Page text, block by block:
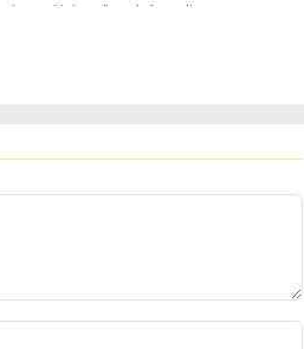
için mücadele ediyorum.